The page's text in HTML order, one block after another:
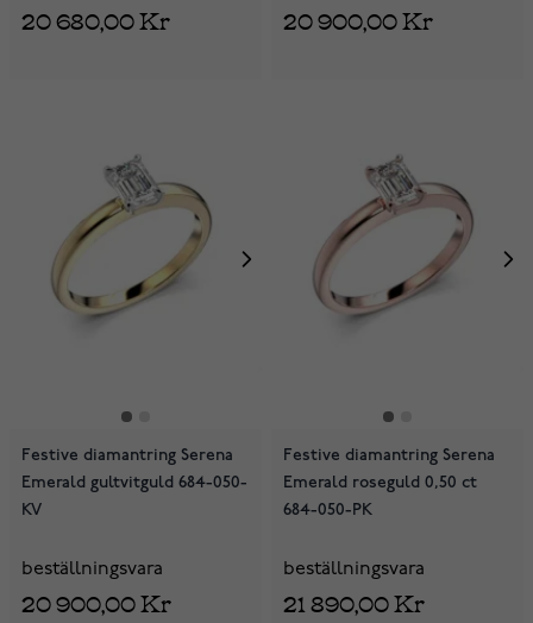
20 680,00 Kr 20 900,00 Kr
Festive diamantring Serena
Emerald gultvitguld 684-050-
KV
beställningsvara
20 900,00 Kr
Festive diamantring Serena
Emerald roseguld 0,50 ct
684-050-PK
beställningsvara
21 890,00 Kr